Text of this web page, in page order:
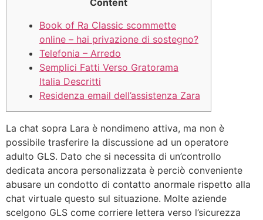
Content
Book of Ra Classic scommette
online – hai privazione di sostegno?
Telefonia – Arredo
Semplici Fatti Verso Gratorama
Italia Descritti
Residenza email dell’assistenza Zara
La chat sopra Lara è nondimeno attiva, ma non è
possibile trasferire la discussione ad un operatore
adulto GLS. Dato che si necessita di un’controllo
dedicata ancora personalizzata è perciò conveniente
abusare un condotto di contatto anormale rispetto alla
chat virtuale questo sul situazione. Molte aziende
scelgono GLS come corriere lettera verso l’sicurezza